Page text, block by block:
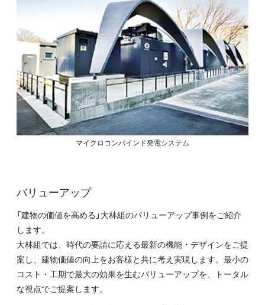
マイクロコンバインド発電システム
バリューアップ
「建物の価値を高める」大林組のバリューアップ事例をご紹介
します。
大林組では、時代の要請に応える最新の機能・デザインをご提
案し、建物価値の向上をお客様と共に考え実現します。最小の
コスト・工期で最大の効果を生むバリューアップを、トータル
な視点でご提案します。